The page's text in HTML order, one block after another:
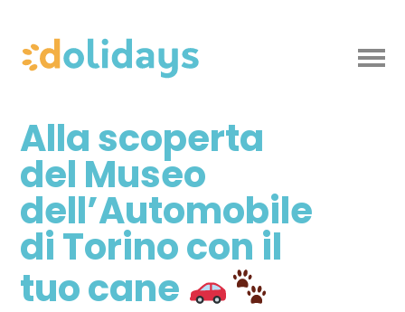
Alla scoperta
del Museo
dell’Automobile
di Torino con il
tuo cane